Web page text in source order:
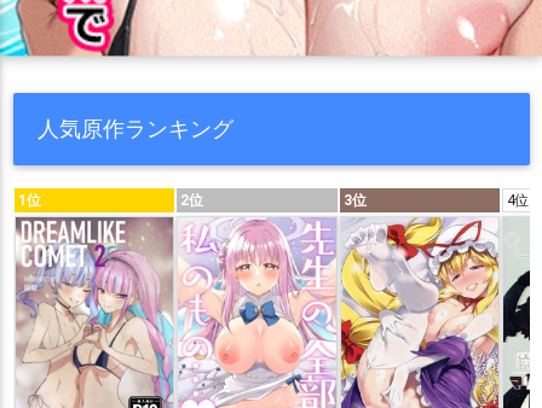
人気原作ランキング
1位 2位 3位 4位